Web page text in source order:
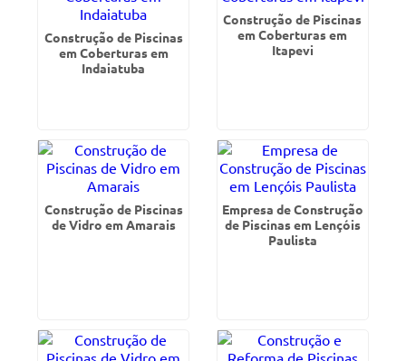
Construção de Piscinas
em Coberturas em
Indaiatuba
Construção de Piscinas
em Coberturas em
Itapevi
Construção de Piscinas
de Vidro em Amarais
Empresa de Construção
de Piscinas em Lençóis
Paulista